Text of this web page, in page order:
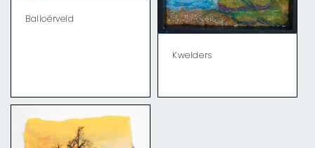
Balloërveld
Kwelders